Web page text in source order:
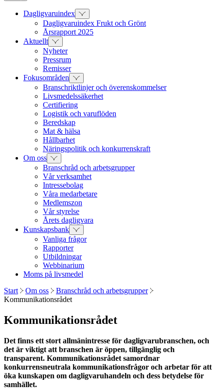
Dagligvaruindex
Dagligvaruindex Frukt och Grönt
Årsrapport 2025
Aktuellt
Nyheter
Pressrum
Remisser
Fokusområden
Branschriktlinjer och överenskommelser
Livsmedelssäkerhet
Certifiering
Logistik och varuflöden
Beredskap
Mat & hälsa
Hållbarhet
Näringspolitik och konkurrenskraft
Om oss
Branschråd och arbetsgrupper
Vår verksamhet
Intressebolag
Våra medarbetare
Medlemszon
Vår styrelse
Årets dagligvara
Kunskapsbank
Vanliga frågor
Rapporter
Utbildningar
Webbinarium
Moms på livsmedel
Start
Om oss
Branschråd och arbetsgrupper
Kommunikationsrådet
Kommunikationsrådet
Det finns ett stort allmänintresse för dagligvarubranschen, och
det är viktigt att branschen är öppen, tillgänglig och
transparent. Kommunikationsrådet samordnar
konkurrensneutrala kommunikationsfrågor och arbetar för att
öka kunskapen om dagligvaruhandeln och dess betydelse för
samhället.